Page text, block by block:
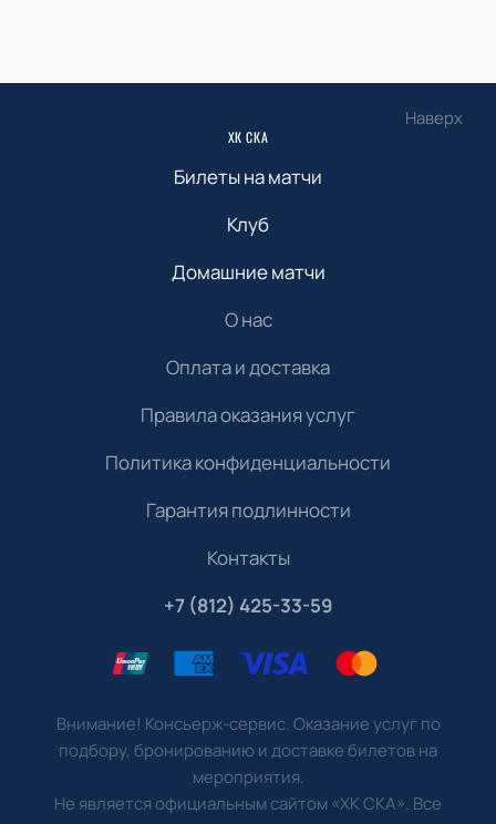
Наверх
ХК СКА
Билеты на матчи
Клуб
Домашние матчи
О нас
Оплата и доставка
Правила оказания услуг
Политика конфиденциальности
Гарантия подлинности
Контакты
+7 (812) 425-33-59
Внимание! Консьерж-сервис. Оказание услуг по
подбору, бронированию и доставке билетов на
мероприятия.
Не является официальным сайтом «ХК СКА». Все